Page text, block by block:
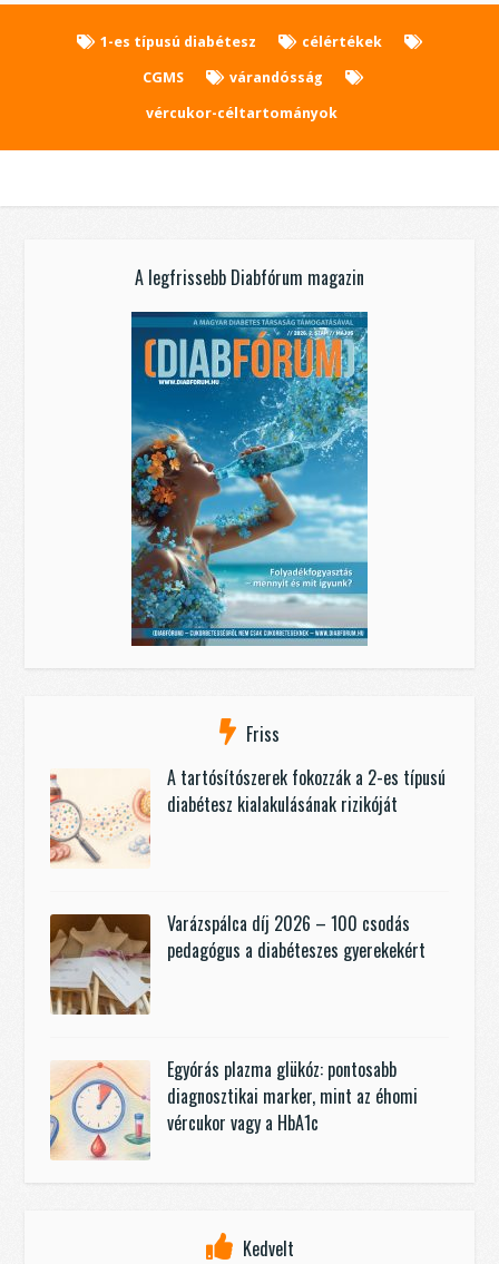
1-es típusú diabétesz célértékek
CGMS várandósság
vércukor-céltartományok
A legfrissebb Diabfórum magazin
Friss
A tartósítószerek fokozzák a 2-es típusú
diabétesz kialakulásának rizikóját
Varázspálca díj 2026 – 100 csodás
pedagógus a diabéteszes gyerekekért
Egyórás plazma glükóz: pontosabb
diagnosztikai marker, mint az éhomi
vércukor vagy a HbA1c
Kedvelt